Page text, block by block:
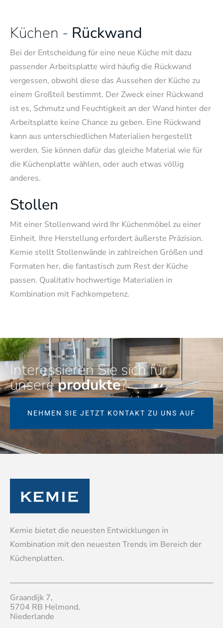
Küchen - Rückwand
Bei der Entscheidung für eine neue Küche mit dazu
passender Arbeitsplatte wird häufig die Rückwand
vergessen, obwohl diese das Aussehen der Küche zu
einem Großteil bestimmt. Der Zweck einer Rückwand
ist es, Schmutz und Feuchtigkeit an der Wand hinter der
Arbeitsplatte keine Chance zu geben. Eine Rückwand
kann aus unterschiedlichen Materialien hergestellt
werden. Sie können dafür das gleiche Material wie für
die Küchenplatte wählen, oder auch etwas völlig
anderes.
Stollen
Mit einer Stollenwand wird Ihr Küchenmöbel zu einer
Einheit. Ihre Herstellung erfordert äußerste Präzision.
Kemie stellt Stollenwände in zahlreichen Größen und
Formaten her, die fantastisch zum Rest der Küche
passen. Qualitativ hochwertige Materialien in
Kombination mit Fachkompetenz.
Interessieren Sie sich für
unsereprodukte?
NEHMEN SIE JETZT KONTAKT ZU UNS AUF
Kemie bietet die neuesten Entwicklungen in
Kombination mit den neuesten Trends im Bereich der
Küchenplatten.
Graandijk 7,
5704 RB Helmond,
Niederlande